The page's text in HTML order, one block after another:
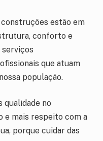
estão em
conforto e
serviços
que atuam
população.
qualidade no
e mais respeito com a
porque cuidar das